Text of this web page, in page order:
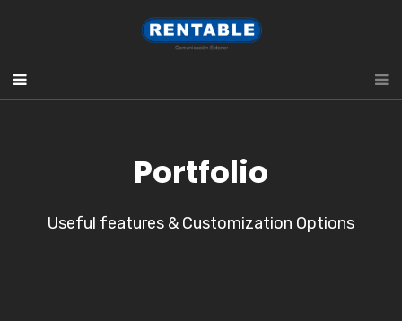
Portfolio
Useful features & Customization Options